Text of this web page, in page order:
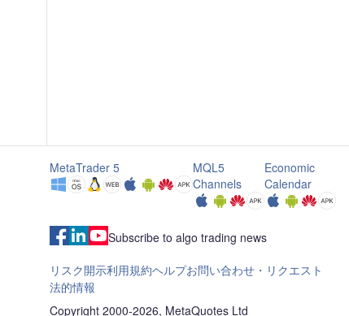
MetaTrader 5
MQL5
Channels
Economic
Calendar
Subscribe to algo trading news
リスク開示利用規約ヘルプお問い合わせ・リクエスト
法的情報
Copyright 2000-2026, MetaQuotes Ltd